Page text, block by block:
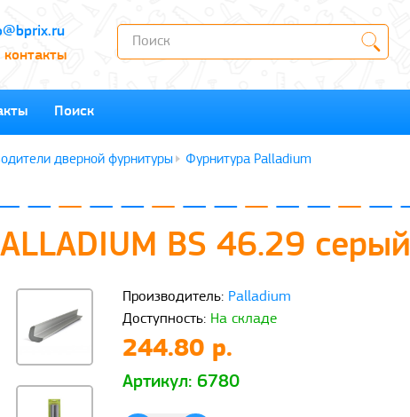
контакты
Поиск
дверной фурнитуры
Фурнитура Palladium
BS 46.29 серый
Производитель: Palladium
Доступность: На складе
244.80 р.
Артикул: 6780